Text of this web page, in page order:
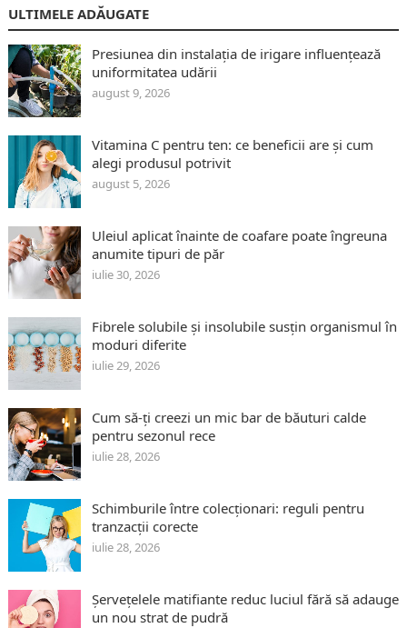
ULTIMELE ADĂUGATE
Presiunea din instalația de irigare influențează
uniformitatea udării
august 9, 2026
Vitamina C pentru ten: ce beneficii are și cum
alegi produsul potrivit
august 5, 2026
Uleiul aplicat înainte de coafare poate îngreuna
anumite tipuri de păr
iulie 30, 2026
Fibrele solubile și insolubile susțin organismul în
moduri diferite
iulie 29, 2026
Cum să-ți creezi un mic bar de băuturi calde
pentru sezonul rece
iulie 28, 2026
Schimburile între colecționari: reguli pentru
tranzacții corecte
iulie 28, 2026
Șervețelele matifiante reduc luciul fără să adauge
un nou strat de pudră